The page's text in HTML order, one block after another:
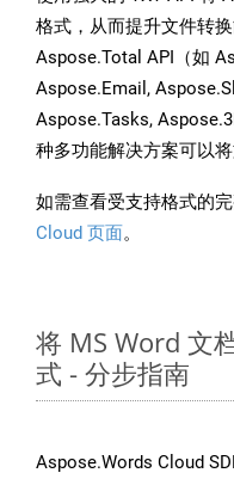
格式，从而提升文件转
Aspose.Total API（如
Aspose.Email,
Aspose.Tasks,
种多功能解决方案可以
如需查看受支持格式的
Cloud 页面。
将 MS Word 文
式 - 分步指南
Aspose.Words Cloud